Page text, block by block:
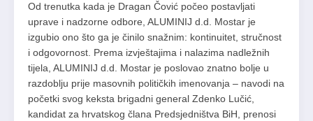
Od trenutka kada je Dragan Čović počeo postavljati
uprave i nadzorne odbore, ALUMINIJ d.d. Mostar je
izgubio ono što ga je činilo snažnim: kontinuitet, stručnost
i odgovornost. Prema izvještajima i nalazima nadležnih
tijela, ALUMINIJ d.d. Mostar je poslovao znatno bolje u
razdoblju prije masovnih političkih imenovanja – navodi na
početki svog keksta brigadni general Zdenko Lučić,
kandidat za hrvatskog člana Predsjedništva BiH, prenosi